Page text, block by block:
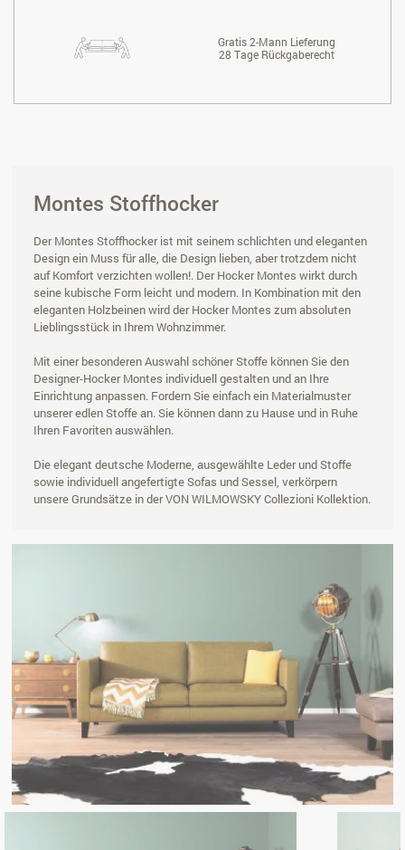
Gratis 2-Mann Lieferung
28 Tage Rückgaberecht
Montes Stoffhocker
Der Montes Stoffhocker ist mit seinem schlichten und eleganten
Design ein Muss für alle, die Design lieben, aber trotzdem nicht
auf Komfort verzichten wollen!. Der Hocker Montes wirkt durch
seine kubische Form leicht und modern. In Kombination mit den
eleganten Holzbeinen wird der Hocker Montes zum absoluten
Lieblingsstück in Ihrem Wohnzimmer.
Mit einer besonderen Auswahl schöner Stoffe können Sie den
Designer-Hocker Montes individuell gestalten und an Ihre
Einrichtung anpassen. Fordern Sie einfach ein Materialmuster
unserer edlen Stoffe an. Sie können dann zu Hause und in Ruhe
Ihren Favoriten auswählen.
Die elegant deutsche Moderne, ausgewählte Leder und Stoffe
sowie individuell angefertigte Sofas und Sessel, verkörpern
unsere Grundsätze in der VON WILMOWSKY Collezioni Kollektion.